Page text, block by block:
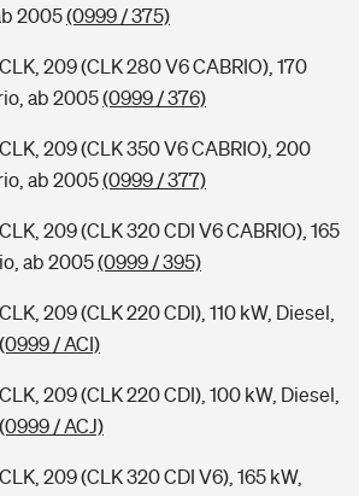
2005(0999 / 375)
209 (CLK 280 V6 CABRIO), 170
ab 2005(0999 / 376)
209 (CLK 350 V6 CABRIO), 200
ab 2005(0999 / 377)
209 (CLK 320 CDI V6 CABRIO), 165
ab 2005(0999 / 395)
209 (CLK 220 CDI), 110 kW, Diesel,
(0999 / ACI)
209 (CLK 220 CDI), 100 kW, Diesel,
(0999 / ACJ)
209 (CLK 320 CDI V6), 165 kW,